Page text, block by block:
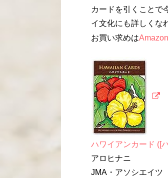
カードを引くことで
イ文化にも詳しくな
お買い求めはAmazon
ハワイアンカード ([
アロヒナニ
JMA・アソシエイツ